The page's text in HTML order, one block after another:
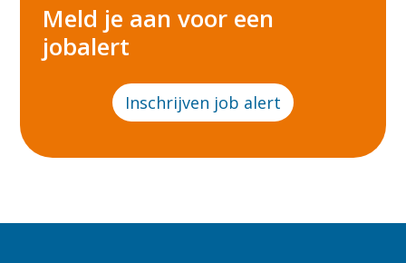
Meld je aan voor een
jobalert
Inschrijven job alert